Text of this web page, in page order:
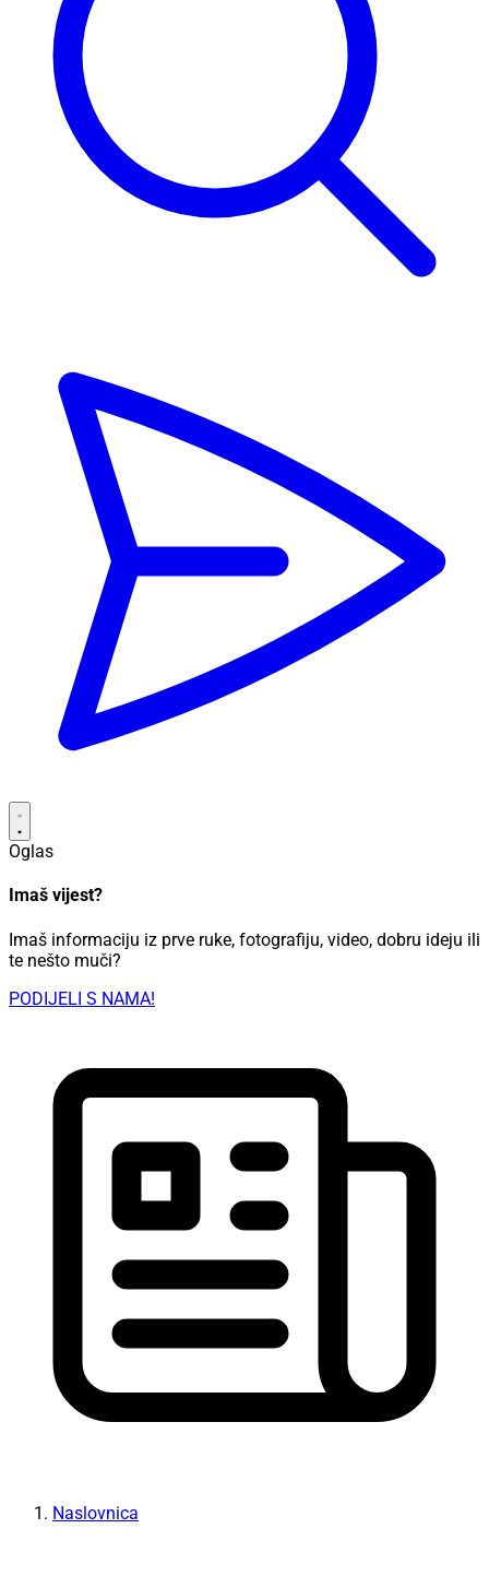
Oglas
Imaš vijest?
Imaš informaciju iz prve ruke, fotografiju, video, dobru ideju ili
te nešto muči?
PODIJELI S NAMA!
Naslovnica